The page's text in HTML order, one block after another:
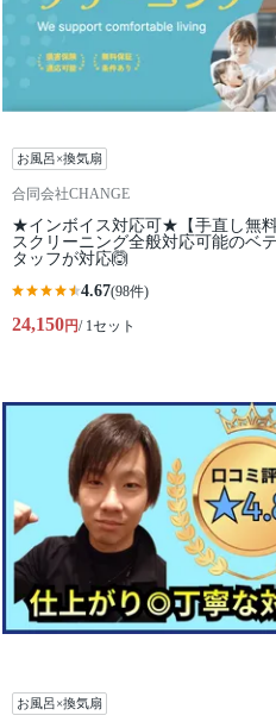
お風呂×換気扇
合同会社CHANGE
★インボイス対応可★【手直し無料
スクリーニング全般対応可能のベ
タッフが対応🙆
4.67(98件)
24,150円/ 1セット
お風呂×換気扇